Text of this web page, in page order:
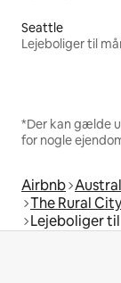
Seattle
*Der kan gælde
for nogle
Airbnb
The Rural
Lejeboliger